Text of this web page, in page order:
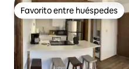
Favorito entre huéspedes
Favorito entre huéspedes